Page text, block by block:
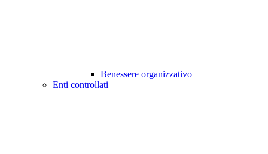
Benessere organizzativo
Enti controllati